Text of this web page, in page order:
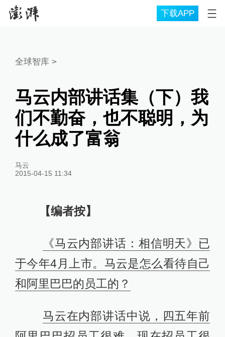
下载APP
全球智库 >
马云内部讲话集（下）我
们不勤奋，也不聪明，为
什么成了富翁
马云
2015-04-15 11:34
【编者按】
《马云内部讲话：相信明天》已
于今年4月上市。马云是怎么看待自己
和阿里巴巴的员工的？
马云在内部讲话中说，四五年前